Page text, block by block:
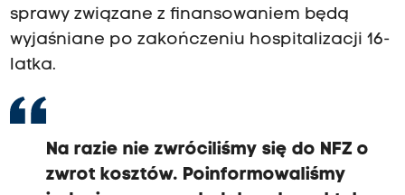
sprawy związane z finansowaniem będą
wyjaśniane po zakończeniu hospitalizacji 16-
latka.
Na razie nie zwróciliśmy się do NFZ o
zwrot kosztów. Poinformowaliśmy